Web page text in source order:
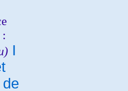
:
I